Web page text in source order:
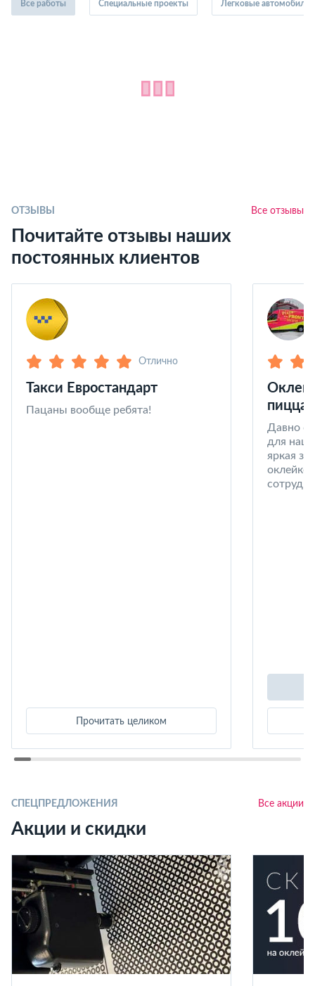
Все работы Специальные проекты Легковые автомобили
ОТЗЫВЫ Все отзывы
Почитайте отзывы наших
постоянных клиентов
Отлично
Такси Евростандарт
Пацаны вообще ребята!
Прочитать целиком
пицца
Давно
для
яркая
оклейке
СПЕЦПРЕДЛОЖЕНИЯ Все акции
Акции и скидки